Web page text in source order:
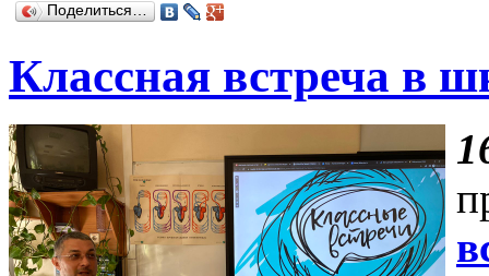
Поделиться…
Классная встреча в